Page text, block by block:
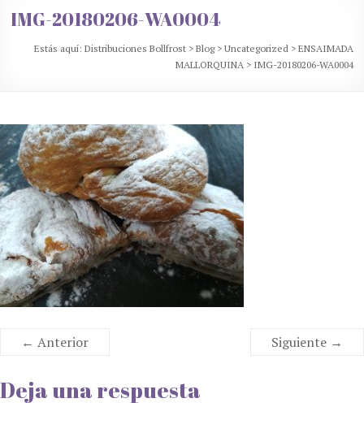
Bollería
industrial
congelada
IMG-20180206-WA0004
Estás aquí: Distribuciones Bollfrost> Blog> Uncategorized> ENSAIMADA
MALLORQUINA> IMG-20180206-WA0004
← Anterior Siguiente →
Deja una respuesta